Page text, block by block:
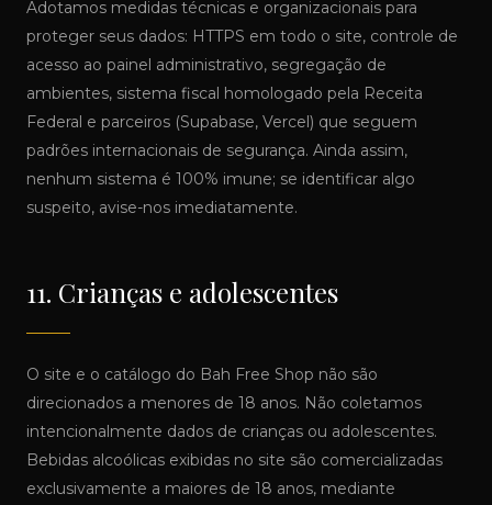
Adotamos medidas técnicas e organizacionais para
proteger seus dados: HTTPS em todo o site, controle de
acesso ao painel administrativo, segregação de
ambientes, sistema fiscal homologado pela Receita
Federal e parceiros (Supabase, Vercel) que seguem
padrões internacionais de segurança. Ainda assim,
nenhum sistema é 100% imune; se identificar algo
suspeito, avise-nos imediatamente.
11. Crianças e adolescentes
O site e o catálogo do Bah Free Shop não são
direcionados a menores de 18 anos. Não coletamos
intencionalmente dados de crianças ou adolescentes.
Bebidas alcoólicas exibidas no site são comercializadas
exclusivamente a maiores de 18 anos, mediante